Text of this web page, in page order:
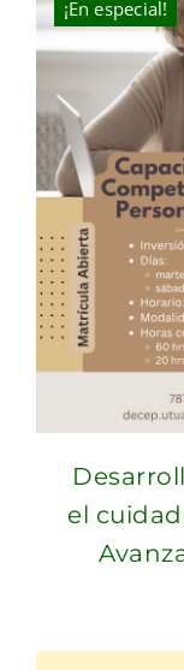
¡En especial!
el